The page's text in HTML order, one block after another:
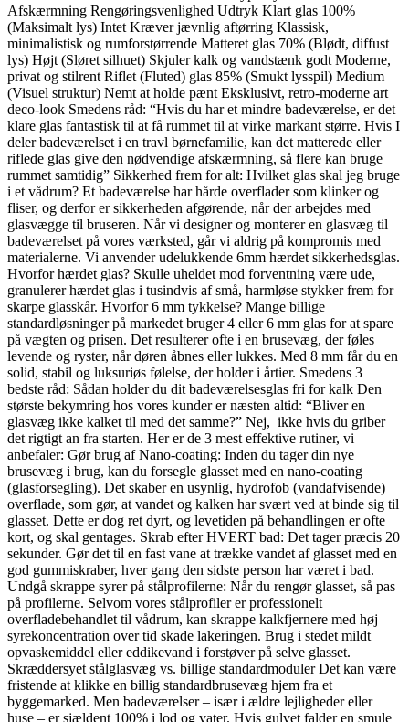
Afskærmning Rengøringsvenlighed Udtryk Klart glas 100%
(Maksimalt lys) Intet Kræver jævnlig aftørring Klassisk,
minimalistisk og rumforstørrende Matteret glas 70% (Blødt, diffust
lys) Højt (Sløret silhuet) Skjuler kalk og vandstænk godt Moderne,
privat og stilrent Riflet (Fluted) glas 85% (Smukt lysspil) Medium
(Visuel struktur) Nemt at holde pænt Eksklusivt, retro-moderne art
deco-look Smedens råd: “Hvis du har et mindre badeværelse, er det
klare glas fantastisk til at få rummet til at virke markant større. Hvis I
deler badeværelset i en travl børnefamilie, kan det matterede eller
riflede glas give den nødvendige afskærmning, så flere kan bruge
rummet samtidig” Sikkerhed frem for alt: Hvilket glas skal jeg bruge
i et vådrum? Et badeværelse har hårde overflader som klinker og
fliser, og derfor er sikkerheden afgørende, når der arbejdes med
glasvægge til bruseren. Når vi designer og monterer en glasvæg til
badeværelset på vores værksted, går vi aldrig på kompromis med
materialerne. Vi anvender udelukkende 6mm hærdet sikkerhedsglas.
Hvorfor hærdet glas? Skulle uheldet mod forventning være ude,
granulerer hærdet glas i tusindvis af små, harmløse stykker frem for
skarpe glasskår. Hvorfor 6 mm tykkelse? Mange billige
standardløsninger på markedet bruger 4 eller 6 mm glas for at spare
på vægten og prisen. Det resulterer ofte i en brusevæg, der føles
levende og ryster, når døren åbnes eller lukkes. Med 8 mm får du en
solid, stabil og luksuriøs følelse, der holder i årtier. Smedens 3
bedste råd: Sådan holder du dit badeværelsesglas fri for kalk Den
største bekymring hos vores kunder er næsten altid: “Bliver en
glasvæg ikke kalket til med det samme?” Nej, ikke hvis du griber
det rigtigt an fra starten. Her er de 3 mest effektive rutiner, vi
anbefaler: Gør brug af Nano-coating: Inden du tager din nye
brusevæg i brug, kan du forsegle glasset med en nano-coating
(glasforsegling). Det skaber en usynlig, hydrofob (vandafvisende)
overflade, som gør, at vandet og kalken har svært ved at binde sig til
glasset. Dette er dog ret dyrt, og levetiden på behandlingen er ofte
kort, og skal gentages. Skrab efter HVERT bad: Det tager præcis 20
sekunder. Gør det til en fast vane at trække vandet af glasset med en
god gummiskraber, hver gang den sidste person har været i bad.
Undgå skrappe syrer på stålprofilerne: Når du rengør glasset, så pas
på profilerne. Selvom vores stålprofiler er professionelt
overfladebehandlet til vådrum, kan skrappe kalkfjernere med høj
syrekoncentration over tid skade lakeringen. Brug i stedet mildt
opvaskemiddel eller eddikevand i forstøver på selve glasset.
Skræddersyet stålglasvæg vs. billige standardmoduler Det kan være
fristende at klikke en billig standardbrusevæg hjem fra et
byggemarked. Men badeværelser – især i ældre lejligheder eller
huse – er sjældent 100% i lod og vater. Hvis gulvet falder en smule